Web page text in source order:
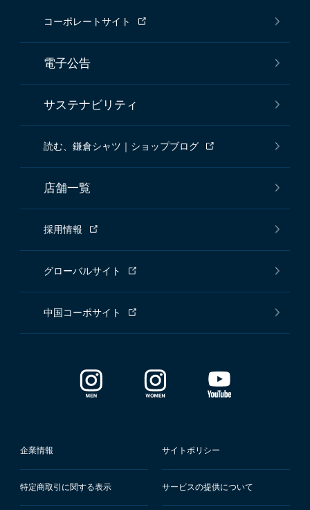
コーポレートサイト
電子公告
サステナビリティ
読む、鎌倉シャツ｜ショップブログ
店舗一覧
採用情報
グローバルサイト
中国コーポサイト
企業情報 サイトポリシー
特定商取引に関する表示 サービスの提供について